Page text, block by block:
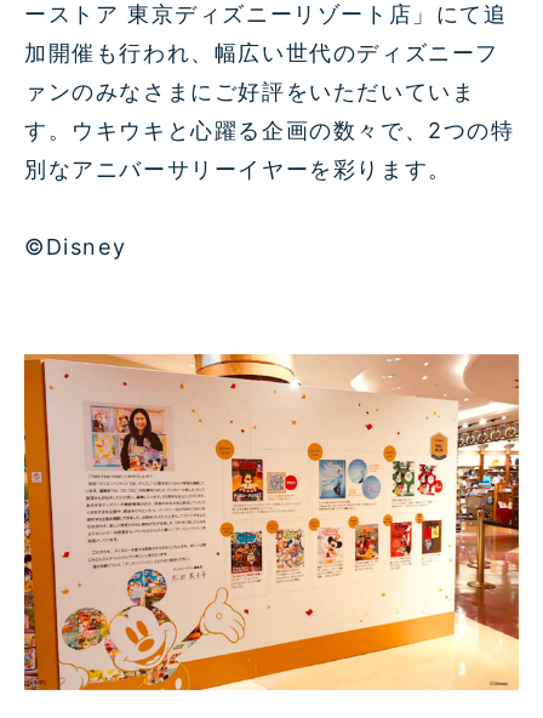
ーストア 東京ディズニーリゾート店」にて追
加開催も行われ、幅広い世代のディズニーフ
ァンのみなさまにご好評をいただいていま
す。ウキウキと心躍る企画の数々で、2つの特
別なアニバーサリーイヤーを彩ります。
©Disney